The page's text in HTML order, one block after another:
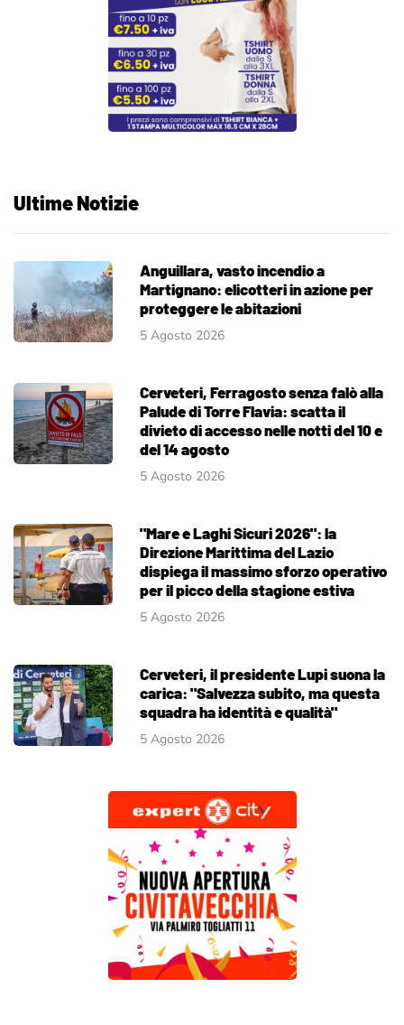
Ultime Notizie
Anguillara, vasto incendio a
Martignano: elicotteri in azione per
proteggere le abitazioni
5 Agosto 2026
Cerveteri, Ferragosto senza falò alla
Palude di Torre Flavia: scatta il
divieto di accesso nelle notti del 10 e
del 14 agosto
5 Agosto 2026
"Mare e Laghi Sicuri 2026": la
Direzione Marittima del Lazio
dispiega il massimo sforzo operativo
per il picco della stagione estiva
5 Agosto 2026
Cerveteri, il presidente Lupi suona la
carica: "Salvezza subito, ma questa
squadra ha identità e qualità"
5 Agosto 2026